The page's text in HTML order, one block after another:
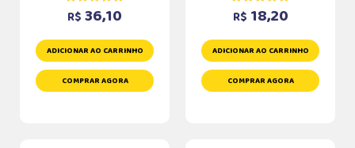
R$ 36,10
ADICIONAR AO CARRINHO
COMPRAR AGORA
R$ 18,20
ADICIONAR AO CARRINHO
COMPRAR AGORA